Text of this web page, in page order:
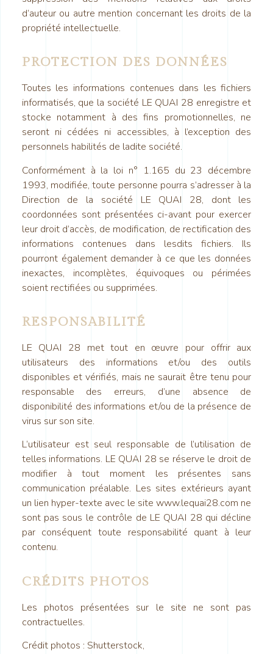
d’auteur ou autre mention concernant les droits de la
propriété intellectuelle.
PROTECTION DES DONNÉES
Toutes les informations contenues dans les fichiers
informatisés, que la société LE QUAI 28 enregistre et
stocke notamment à des fins promotionnelles, ne
seront ni cédées ni accessibles, à l’exception des
personnels habilités de ladite société.
Conformément à la loi n° 1.165 du 23 décembre
1993, modifiée, toute personne pourra s’adresser à la
Direction de la société LE QUAI 28, dont les
coordonnées sont présentées ci-avant pour exercer
leur droit d’accès, de modification, de rectification des
informations contenues dans lesdits fichiers. Ils
pourront également demander à ce que les données
inexactes, incomplètes, équivoques ou périmées
soient rectifiées ou supprimées.
RESPONSABILITÉ
LE QUAI 28 met tout en œuvre pour offrir aux
utilisateurs des informations et/ou des outils
disponibles et vérifiés, mais ne saurait être tenu pour
responsable des erreurs, d’une absence de
disponibilité des informations et/ou de la présence de
virus sur son site.
L’utilisateur est seul responsable de l’utilisation de
telles informations. LE QUAI 28 se réserve le droit de
modifier à tout moment les présentes sans
communication préalable. Les sites extérieurs ayant
un lien hyper-texte avec le site www.lequai28.com ne
sont pas sous le contrôle de LE QUAI 28 qui décline
par conséquent toute responsabilité quant à leur
contenu.
CRÉDITS PHOTOS
Les photos présentées sur le site ne sont pas
contractuelles.
Crédit photos : Shutterstock,